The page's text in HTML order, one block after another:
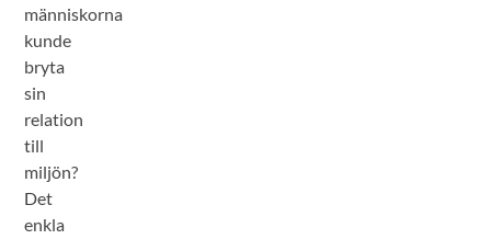
människorna
kunde
bryta
sin
relation
till
miljön?
Det
enkla